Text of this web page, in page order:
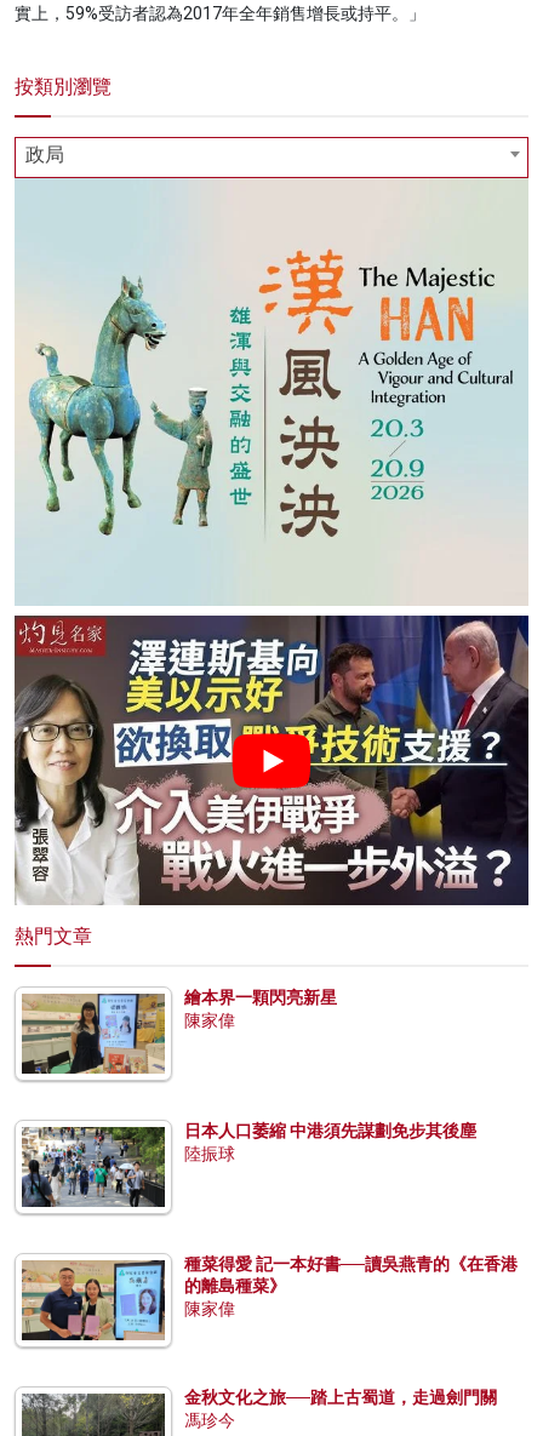
實上，59%受訪者認為2017年全年銷售增長或持平。」
按類別瀏覽
政局
熱門文章
繪本界一顆閃亮新星
陳家偉
日本人口萎縮 中港須先謀劃免步其後塵
陸振球
種菜得愛 記一本好書──讀吳燕青的《在香港
的離島種菜》
陳家偉
金秋文化之旅──踏上古蜀道，走過劍門關
馮珍今